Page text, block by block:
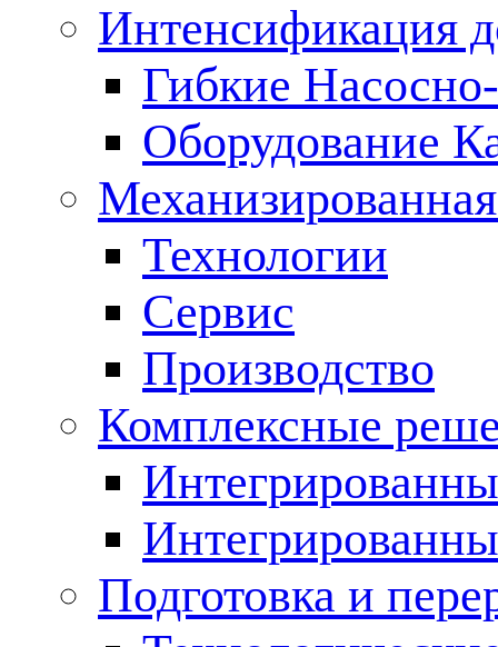
Интенсификация
Гибкие
Оборудование
Технологии
Сервис
Производство
Комплексные
Подготовка и